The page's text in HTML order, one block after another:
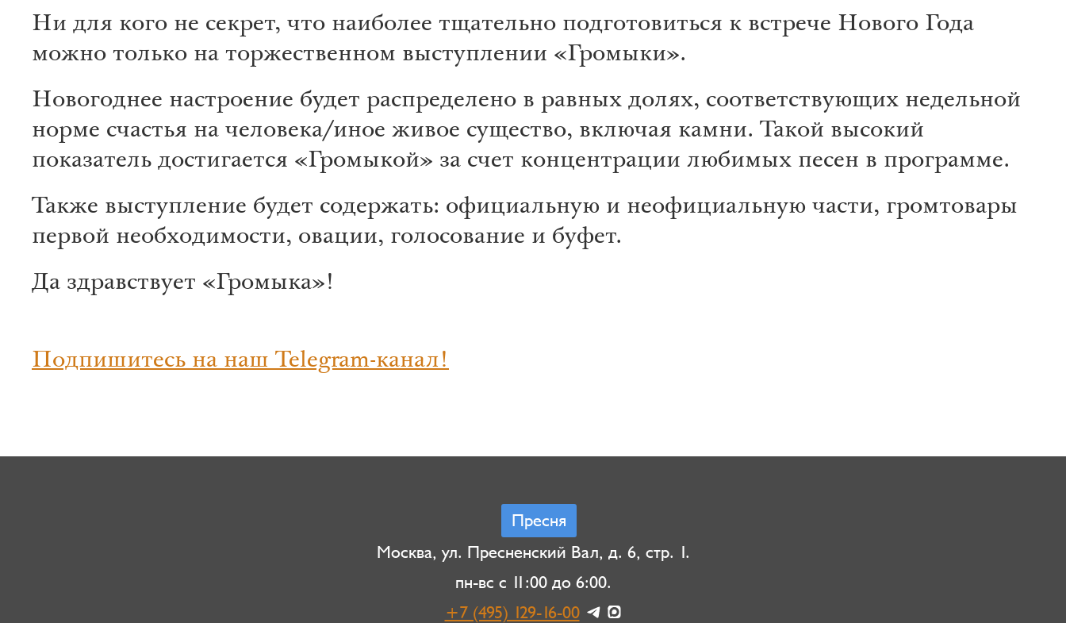
Ни для кого не секрет, что наиболее тщательно подготовиться к встрече Нового Года
можно только на торжественном выступлении «Громыки».
Новогоднее настроение будет распределено в равных долях, соответствующих недельной
норме счастья на человека/иное живое существо, включая камни. Такой высокий
показатель достигается «Громыкой» за счет концентрации любимых песен в программе.
Также выступление будет содержать: официальную и неофициальную части, громтовары
первой необходимости, овации, голосование и буфет.
Да здравствует «Громыка»!
Подпишитесь на наш Telegram-канал!
Пресня
Москва, ул. Пресненский Вал, д. 6, стр. 1.
пн-вс с 11:00 до 6:00.
+7 (495) 129-16-00